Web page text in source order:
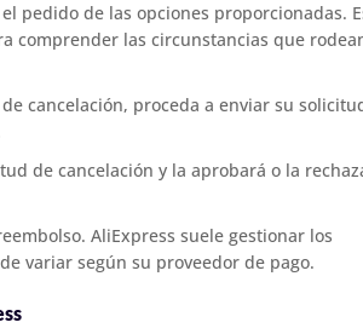
pedido de las opciones proporcionadas.
comprender las circunstancias que
cancelación, proceda a enviar su
de cancelación y la aprobará o la
AliExpress suele gestionar los
variar según su proveedor de pago.